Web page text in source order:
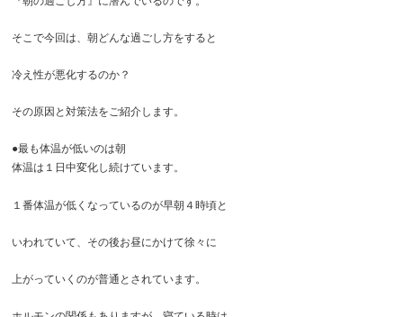
そこで今回は、朝どんな過ごし方をすると
冷え性が悪化するのか？
その原因と対策法をご紹介します。
●最も体温が低いのは朝
体温は１日中変化し続けています。
１番体温が低くなっているのが早朝４時頃と
いわれていて、その後お昼にかけて徐々に
上がっていくのが普通とされています。